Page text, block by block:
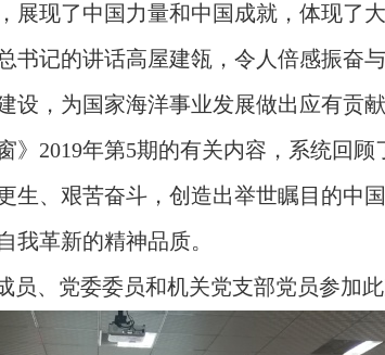
展现了中国力量和中国成就，体现了
记的讲话高屋建瓴，令人倍感振奋
，为国家海洋事业发展做出应有贡献
》 2019年第5期的有关内容，系统回顾
生、艰苦奋斗，创造出举世瞩目的中
我革新的精神品质。
、党委委员和机关党支部党员参加此